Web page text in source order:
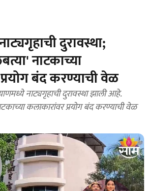
दुरावस्था;
नाटकाच्या
बंद करण्याची वेळ
नाट्यगृहाची दुरावस्था झाली आहे.
कलाकारांवर प्रयोग बंद करण्याची वेळ